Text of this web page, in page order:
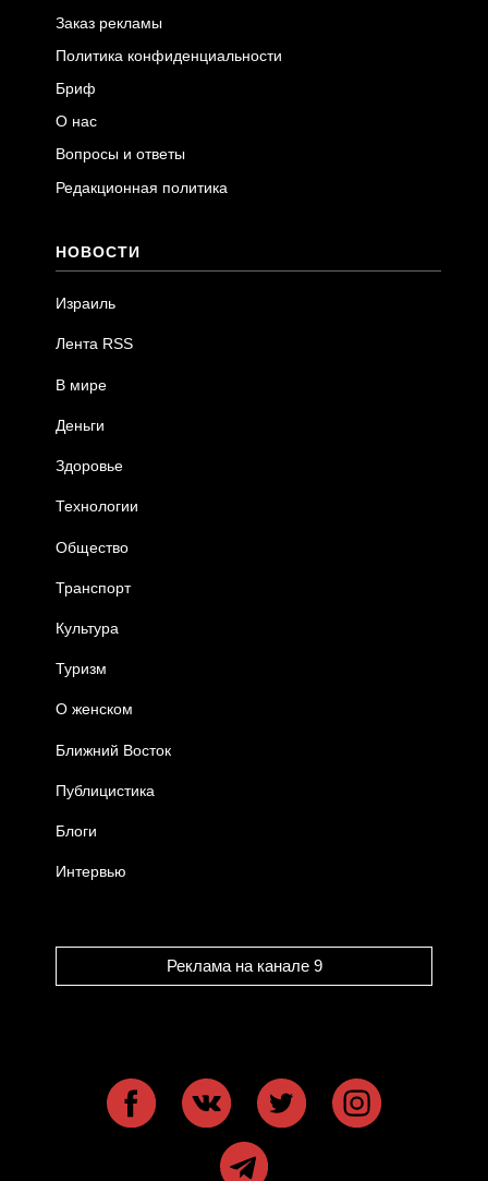
Заказ рекламы
Политика конфиденциальности
Бриф
О нас
Вопросы и ответы
Редакционная политика
НОВОСТИ
Израиль
Лента RSS
В мире
Деньги
Здоровье
Технологии
Общество
Транспорт
Культура
Туризм
О женском
Ближний Восток
Публицистика
Блоги
Интервью
Реклама на канале 9